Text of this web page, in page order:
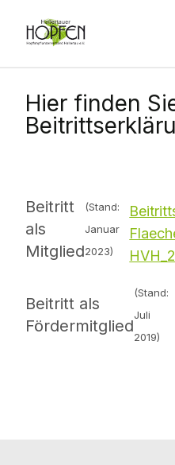
Hier finden
Beitritt
als
Mitglied
(Stand:
Januar
2023)
Beitritt als
Fördermitglied
(Stand:
Juli
2019)